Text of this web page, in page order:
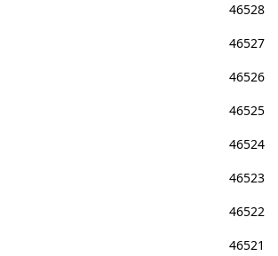
46528
46527
46526
46525
46524
46523
46522
46521